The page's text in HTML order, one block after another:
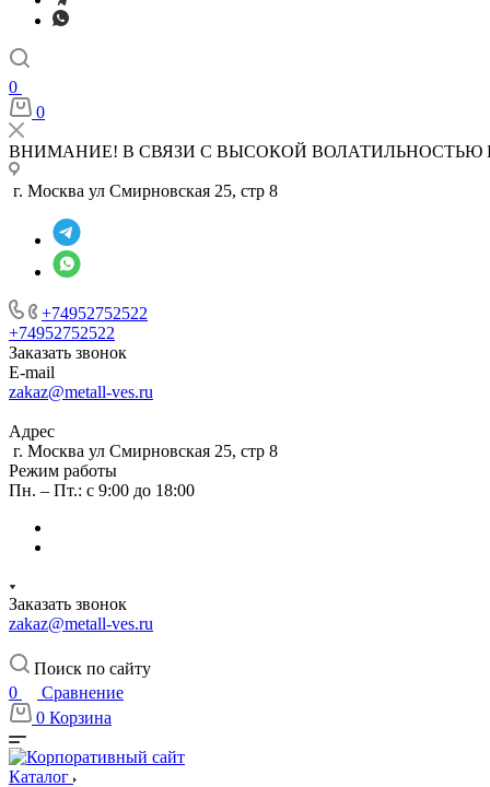
0
0
ВНИМАНИЕ! В СВЯЗИ С ВЫСОКОЙ
г. Москва ул Смирновская 25, стр 8
+74952752522
+74952752522
Заказать звонок
E-mail
zakaz@metall-ves.ru
Адрес
г. Москва ул Смирновская 25, стр 8
Режим работы
Пн. – Пт.: с 9:00 до 18:00
Заказать звонок
zakaz@metall-ves.ru
Поиск по сайту
0
Сравнение
0 Корзина
Каталог